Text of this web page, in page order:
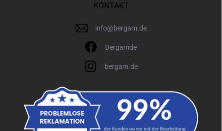
KONTAKT
info@bergam.de
Bergamde
bergam.de